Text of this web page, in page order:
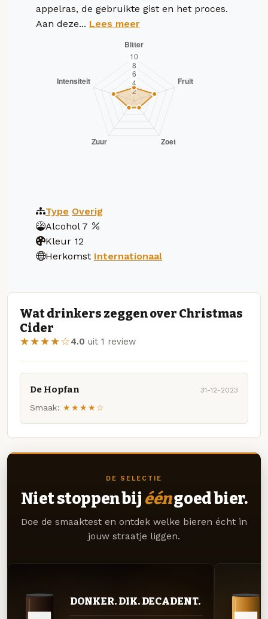
appelras, de gebruikte gist en het proces.
Aan deze... Lees meer
Type Overig
Alcohol 7
Kleur 12
Herkomst Internationaal
Wat drinkers zeggen over Christmas
Cider
★★★★☆4.0 uit 1 review
De Hopfan 31-12-2023
Smaak: ★★★★☆
DE SELECTIE
Niet stoppen bij ééngoed bier.
Doe de smaaktest en ontdek welke bieren écht in
jouw straatje liggen.
DONKER. DIK. DECADENT.